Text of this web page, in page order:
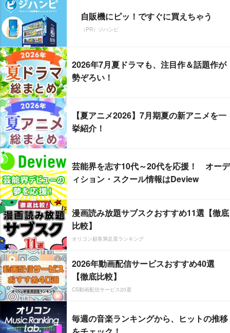
自販機にピッ！ですぐに買えちゃう
（PR）ジハンピ
2026年7月夏ドラマも、注目作＆話題作が
勢ぞろい！
【夏アニメ2026】7月期夏の新アニメを一
挙紹介！
芸能界を志す10代～20代を応援！ オーデ
ィション・スクール情報はDeview
漫画読み放題サブスクおすすめ11選【徹底
比較】
オリコン顧客満足度ランキング
2026年動画配信サービスおすすめ40選
【徹底比較】
CS動画配信サービス20選
毎週の音楽ランキングから、ヒットの推移